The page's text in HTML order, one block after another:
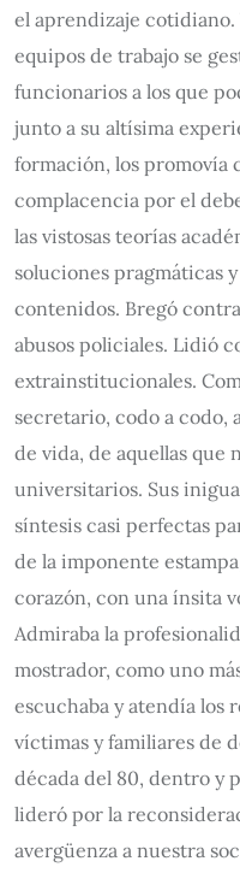
el aprendizaje cotidiano.
equipos de trabajo se
funcionarios a los que
junto a su altísima
formación, los promovía
complacencia por el
las vistosas teorías
soluciones pragmáticas
contenidos. Bregó
abusos policiales. Lidió
extrainstitucionales.
secretario, codo a codo,
de vida, de aquellas que
universitarios. Sus
síntesis casi perfectas
de la imponente
corazón, con una ínsita
Admiraba la
mostrador, como uno
escuchaba y atendía los
víctimas y familiares de
década del 80, dentro y
lideró por la
avergüenza a nuestra